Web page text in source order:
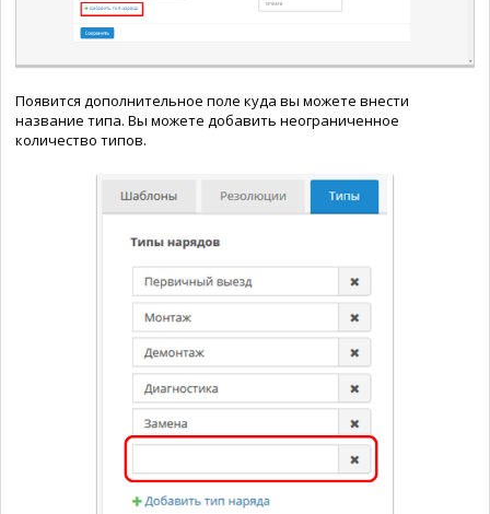
Появится дополнительное поле куда вы можете внести
название типа. Вы можете добавить неограниченное
количество типов.